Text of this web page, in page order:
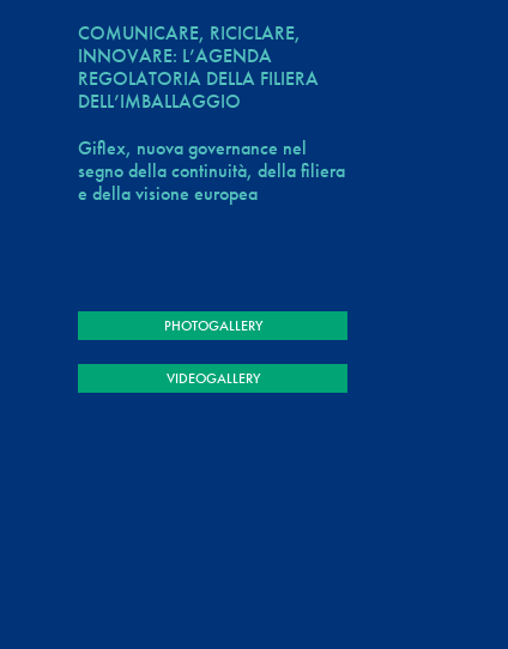
COMUNICARE, RICICLARE,
INNOVARE: L’AGENDA
REGOLATORIA DELLA FILIERA
DELL’IMBALLAGGIO
Giflex, nuova governance nel
segno della continuità, della filiera
e della visione europea
PHOTOGALLERY
VIDEOGALLERY